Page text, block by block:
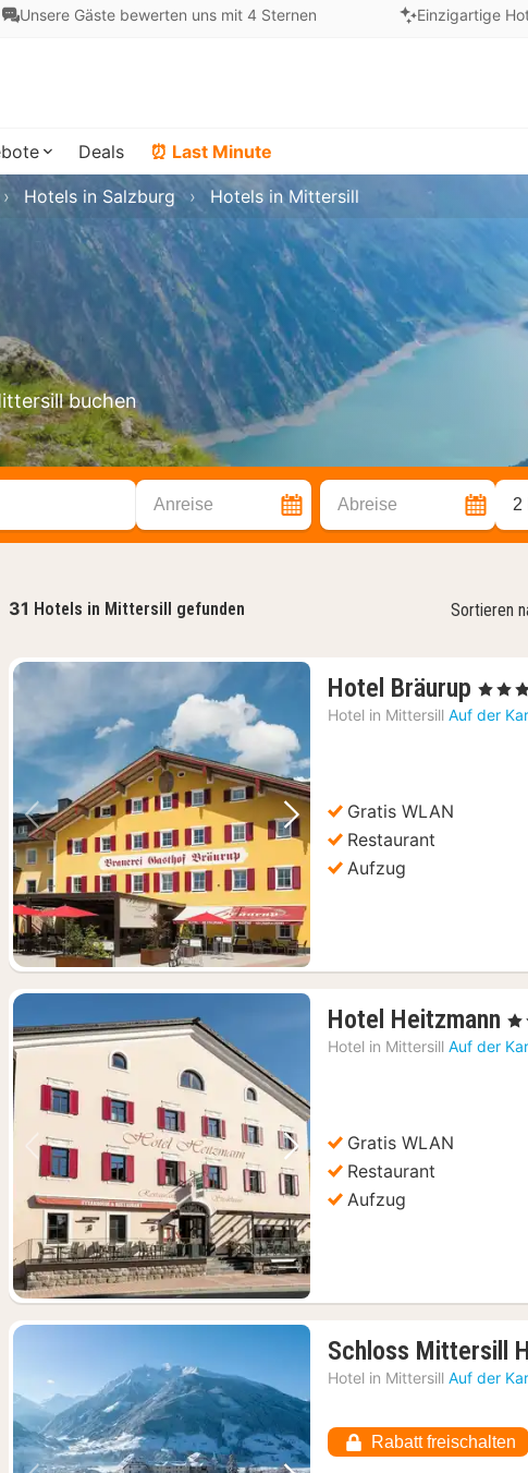
Unsere Gäste bewerten uns mit 4 Sternen Einzigartige
Deals ⏰ Last Minute
buchen
Hotels in Salzburg Hotels in Mittersill
Anreise Abreise 2
31 Hotels in Mittersill gefunden Sortieren
Vorheriges Bild Nächstes Bild
Hotel Bräurup 1
, 4
Hotel in Mittersill Auf der
Gratis WLAN
Restaurant
Aufzug
Vorheriges Bild Nächstes Bild
Hotel Heitzmann 1
, 3
Hotel in Mittersill Auf der
Gratis WLAN
Restaurant
Aufzug
Schloss Mittersill
Hotel in Mittersill Auf der
Rabatt freischalten